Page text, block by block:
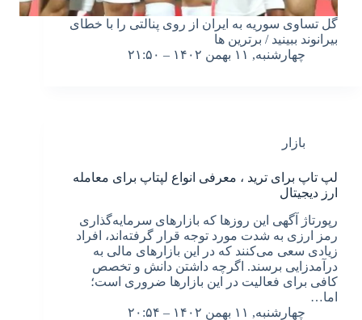
گل تساوی سوریه به ایران از روی پنالتی را با خطای
بیرانوند ببینید / برترین ها
چهارشنبه, ۱۱ بهمن ۱۴۰۲ – ۲۱:۵۰
بازار
لپ تاپ برای ترید ، معرفی انواع لپتاپ برای معامله
ارز دیجیتال
رپورتاژ آگهی این روزها که بازارهای سرمایه‌گذاری
رمز ارزی به شدت مورد توجه قرار گرفته‌اند، افراد
زیادی سعی می‌کنند که در این بازار‌های مالی به
درآمدزایی برسند. اگرچه داشتن دانش و تخصص
کافی برای فعالیت در این بازارها ضروری است؛
اما…
چهارشنبه, ۱۱ بهمن ۱۴۰۲ – ۲۰:۵۴